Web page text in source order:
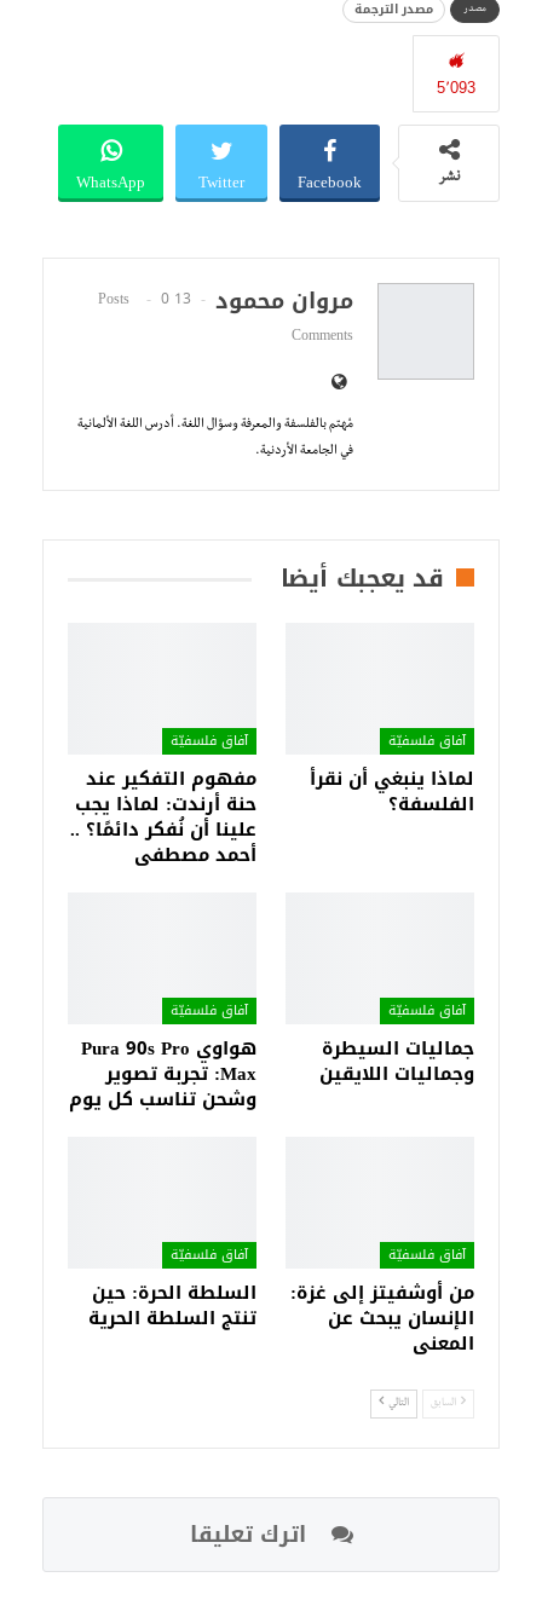
مصدر مصدر الترجمة
5٬093
نشر Facebook
Twitter
WhatsApp
مروان محمود 13 Posts
0
Comments
مُهتم بالفلسفة والمعرفة وسؤال اللغة. أدرس اللغة الألمانية
في الجامعة الأردنية.
قد يعجبك أيضا
آفاق فلسفيّة‎
لماذا ينبغي أن نقرأ
الفلسفة؟
آفاق فلسفيّة‎
مفهوم التفكير عند
حنة أرندت: لماذا يجب
علينا أن نُفكر دائمًا؟ ..
أحمد مصطفى
آفاق فلسفيّة‎
جماليات السيطرة
وجماليات اللايقين
آفاق فلسفيّة‎
هواوي Pura 90s Pro
Max: تجربة تصوير
وشحن تناسب كل يوم
آفاق فلسفيّة‎
من أوشفيتز إلى غزة:
الإنسان يبحث عن
المعنى
آفاق فلسفيّة‎
السلطة الحرة: حين
تنتج السلطة الحرية
السابق التالي
اترك تعليقا